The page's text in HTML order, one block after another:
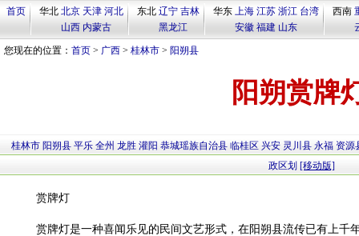
首页 华北 北京 天津 河北
山西 内蒙古
东北 辽宁 吉林
黑龙江
华东 上海 江苏 浙江 台湾
安徽 福建 山东
西南
您现在的位置： 首页 > 广西 > 桂林市 > 阳朔县
阳朔赏牌
桂林市 阳朔县 平乐 全州 龙胜 灌阳 恭城瑶族自治县 临桂区 兴安 灵川县 永福 资源
政区划 [移动版]
赏牌灯
赏牌灯是一种喜闻乐见的民间文艺形式，在阳朔县流传已有上千